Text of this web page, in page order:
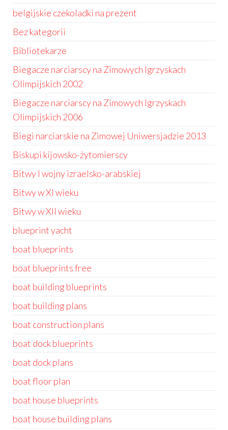
belgijskie czekoladki na prezent
Bez kategorii
Bibliotekarze
Biegacze narciarscy na Zimowych Igrzyskach
Olimpijskich 2002
Biegacze narciarscy na Zimowych Igrzyskach
Olimpijskich 2006
Biegi narciarskie na Zimowej Uniwersjadzie 2013
Biskupi kijowsko-żytomierscy
Bitwy I wojny izraelsko-arabskiej
Bitwy w XI wieku
Bitwy w XII wieku
blueprint yacht
boat blueprints
boat blueprints free
boat building blueprints
boat building plans
boat construction plans
boat dock blueprints
boat dock plans
boat floor plan
boat house blueprints
boat house building plans